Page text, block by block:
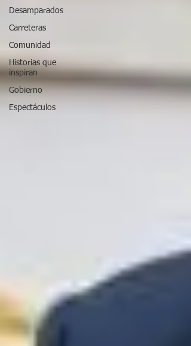
Desamparados
Carreteras
Comunidad
Historias que
inspiran
Gobierno
Espectáculos